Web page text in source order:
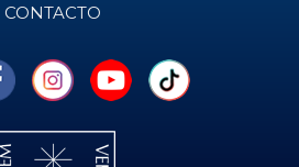
CONTACTO